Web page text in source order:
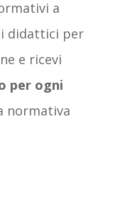
a
didattici per
e ricevi
per ogni
normativa